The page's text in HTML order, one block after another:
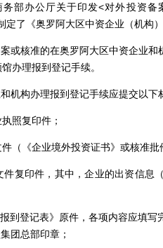
务部办公厅关于印发<对外投资备
定了《奥罗阿大区中资企业（机构
或核准的在奥罗阿大区中资企业和
办理报到登记手续。
机构办理报到登记手续应提交以下
照复印件；
（《企业境外投资证书》或核准
件复印件，其中，企业的出资信息
到登记表》原件，各项内容应填
团总部印章；